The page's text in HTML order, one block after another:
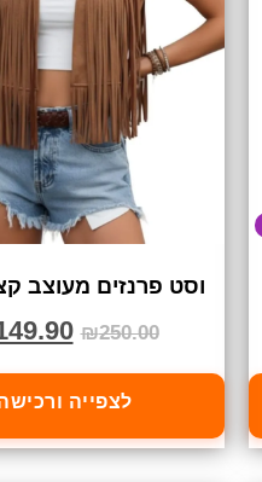
וסט פרנזים מעוצב
₪250.00
לצפייה